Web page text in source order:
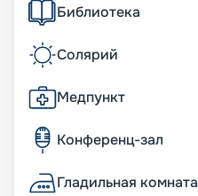
Библиотека
Солярий
Медпункт
Конференц-зал
Гладильная комната